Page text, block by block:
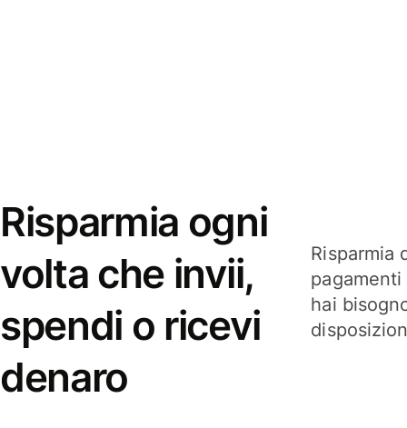
Risparmia ogni
volta che invii,
spendi o ricevi
denaro
Risparmia
hai